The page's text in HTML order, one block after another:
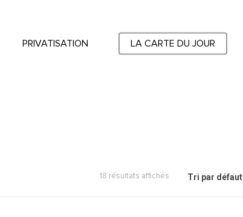
PRIVATISATION LA CARTE DU JOUR
Tri par défaut
18 résultats affichés